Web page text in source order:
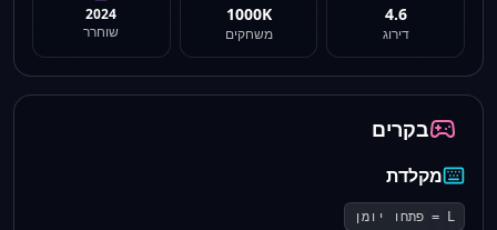
4.6
דירוג
1000K
משחקים
2024
שוחרר
בקרים
מקלדת
L = פתחו יומן